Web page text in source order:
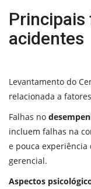
acidentes
Levantamento do
relacionada a
Falhas no
incluem falhas na
e pouca
gerencial.
Aspectos